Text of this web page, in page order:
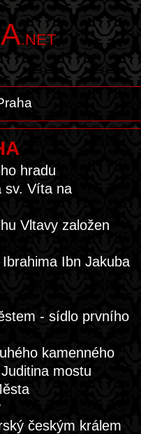
.NET
hradu
sv. Víta na
Vltavy založen
Ibn Jakuba
- sídlo prvního
kamenného
mostu
českým králem